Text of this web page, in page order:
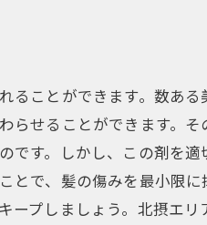
ることができます。数あ
らせることができます。
です。しかし、この剤を
とで、髪の傷みを最小限
ープしましょう。北摂エ